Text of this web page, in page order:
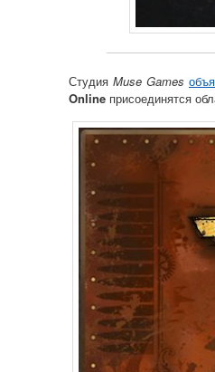
Студия Muse Games
Online присоединятся